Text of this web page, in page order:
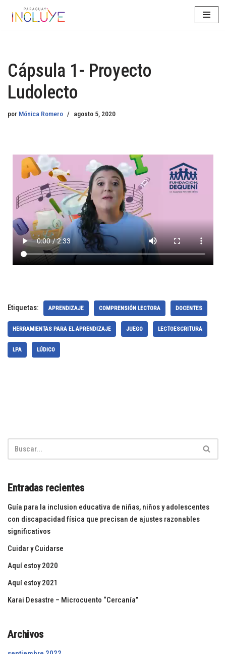
Cápsula 1- Proyecto
Ludolecto
por Mónica Romero agosto 5, 2020
Etiquetas: APRENDIZAJE COMPRENSIÓN LECTORA DOCENTES
HERRAMIENTAS PARA EL APRENDIZAJE JUEGO LECTOESCRITURA
LPA LÚDICO
Entradas recientes
Guía para la inclusion educativa de niñas, niños y adolescentes
con discapacidad física que precisan de ajustes razonables
significativos
Cuidar y Cuidarse
Aquí estoy 2020
Aquí estoy 2021
Karai Desastre – Microcuento “Cercanía”
Archivos